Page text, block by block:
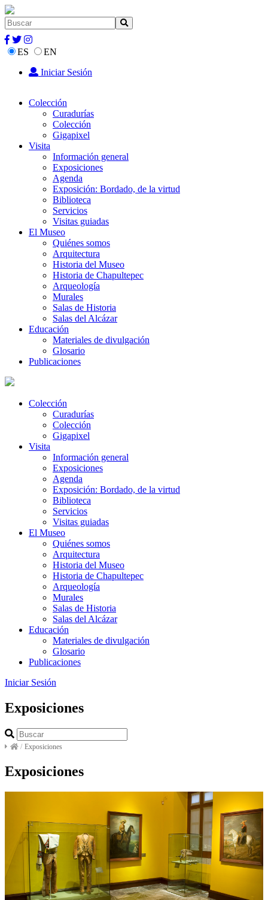
ES
EN
Iniciar Sesión
Colección
Curadurías
Colección
Gigapixel
Visita
Información general
Exposiciones
Agenda
Exposición: Bordado, de la virtud
Biblioteca
Servicios
Visitas guiadas
El Museo
Quiénes somos
Arquitectura
Historia del Museo
Historia de Chapultepec
Arqueología
Murales
Salas de Historia
Salas del Alcázar
Educación
Materiales de divulgación
Glosario
Publicaciones
Colección
Curadurías
Colección
Gigapixel
Visita
Información general
Exposiciones
Agenda
Exposición: Bordado, de la virtud
Biblioteca
Servicios
Visitas guiadas
El Museo
Quiénes somos
Arquitectura
Historia del Museo
Historia de Chapultepec
Arqueología
Murales
Salas de Historia
Salas del Alcázar
Educación
Materiales de divulgación
Glosario
Publicaciones
Iniciar Sesión
Exposiciones
/ Exposiciones
Exposiciones